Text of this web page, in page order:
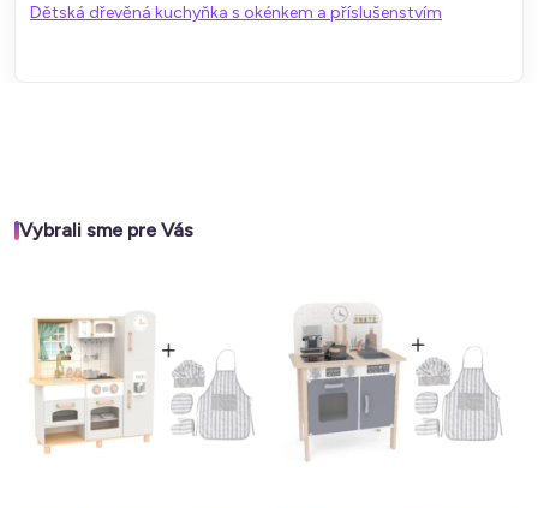
Dětská dřevěná kuchyňka s okénkem a příslušenstvím
Vybrali sme pre Vás